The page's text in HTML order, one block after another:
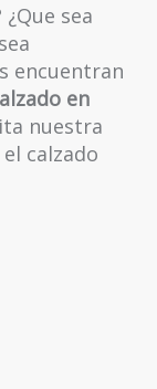
sea
encuentran
en
nuestra
calzado